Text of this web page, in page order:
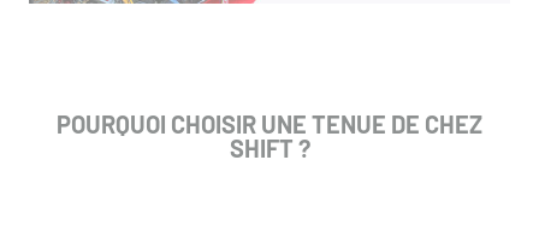
POURQUOI CHOISIR UNE TENUE DE CHEZ
SHIFT ?